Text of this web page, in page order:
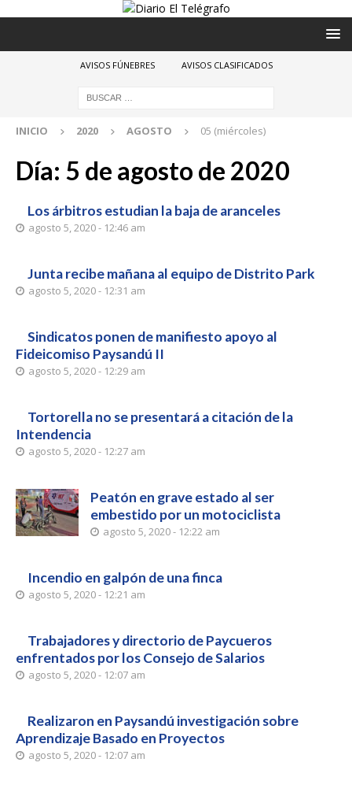
AVISOS FÚNEBRES AVISOS CLASIFICADOS
INICIO 2020 AGOSTO 05 (miércoles)
Día: 5 de agosto de 2020
Los árbitros estudian la baja de aranceles
agosto 5, 2020 - 12:46 am
Junta recibe mañana al equipo de Distrito Park
agosto 5, 2020 - 12:31 am
Sindicatos ponen de manifiesto apoyo al
Fideicomiso Paysandú II
agosto 5, 2020 - 12:29 am
Tortorella no se presentará a citación de la
Intendencia
agosto 5, 2020 - 12:27 am
Peatón en grave estado al ser
embestido por un motociclista
agosto 5, 2020 - 12:22 am
Incendio en galpón de una finca
agosto 5, 2020 - 12:21 am
Trabajadores y directorio de Paycueros
enfrentados por los Consejo de Salarios
agosto 5, 2020 - 12:07 am
Realizaron en Paysandú investigación sobre
Aprendizaje Basado en Proyectos
agosto 5, 2020 - 12:07 am